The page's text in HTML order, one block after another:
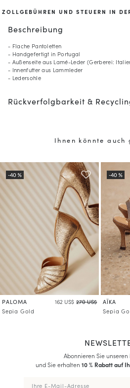
ZOLLGEBÜHREN UND STEUERN IN
Beschreibung
- Flache Pantoletten
- Handgefertigt in Portugal
- Außenseite aus Lamé-Leder (Gerberei:
- Innenfutter aus Lammleder
- Ledersohle
Rückverfolgbarkeit &
Ihnen könnte auch
PALOMA 162 US$ 270 US$
Sepia Gold
AÏKA
Sepia
Abonnieren Sie unseren
und Sie erhalten 10 % Rabatt auf